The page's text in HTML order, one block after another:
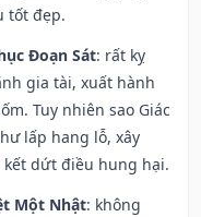
tốt đẹp.
Đoạn Sát: rất kỵ
gia tài, xuất hành
Tuy nhiên sao Giác
lấp hang lỗ, xây
dứt điều hung hại.
Một Nhật: không